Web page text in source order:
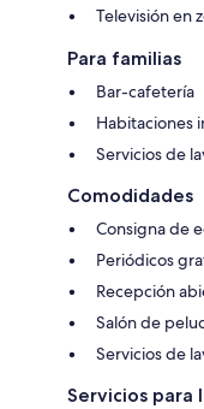
Televisión en
Para familias
Bar-cafetería
Habitaciones
Servicios de
Comodidades
Consigna de
Periódicos
Recepción
Salón de
Servicios de
Servicios para